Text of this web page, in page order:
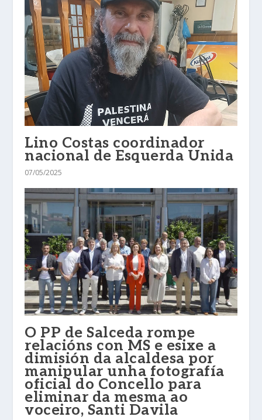
Lino Costas coordinador
nacional de Esquerda Unida
07/05/2025
O PP de Salceda rompe
relacións con MS e esixe a
dimisión da alcaldesa por
manipular unha fotografía
oficial do Concello para
eliminar da mesma ao
voceiro, Santi Davila